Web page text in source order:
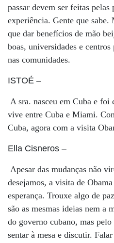
passar devem ser feitas pelas
experiência. Gente que
que dar benefícios de mão
boas, universidades e
nas comunidades.
ISTOÉ –
A sra. nasceu em Cuba e foi
vive entre Cuba e Miami.
Cuba, agora com a visita
Ella Cisneros –
Apesar das mudanças não
desejamos, a visita de
esperança. Trouxe algo de
são as mesmas ideias nem a
do governo cubano, mas
sentar à mesa e discutir.